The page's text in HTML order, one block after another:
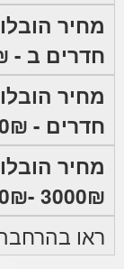
חדרים ב - 1500₪-2500₪
חדרים - 2000₪-3300₪
מחיר
3000₪ -9000₪
ראו